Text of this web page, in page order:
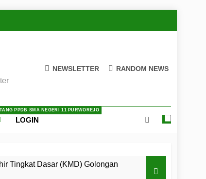
NEWSLETTER RANDOM NEWS
PPDB SMA NEGERI 11 PURWOREJO
LOGIN
Tingkat Dasar (KMD) Golongan